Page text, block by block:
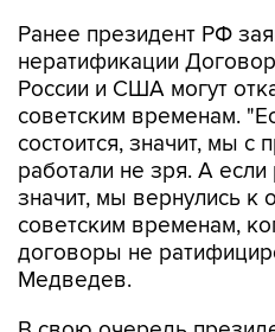
Ранее президент РФ
нератификации
России и США могут
советским временам.
состоится, значит, мы
работали не зря. А
значит, мы вернулись к
советским временам,
договоры не
Медведев.